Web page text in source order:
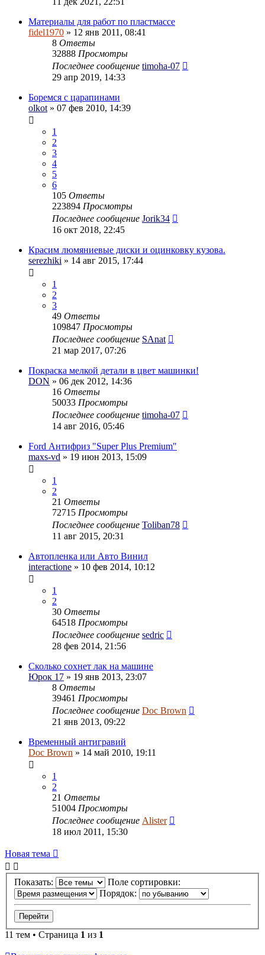
Материалы для работ по пластмассе
fidel1970 » 12 янв 2011, 08:41
8 Ответы
32888 Просмотры
Последнее сообщение timoha-07
29 апр 2019, 14:33
Боремся с царапинами
olkot » 07 фев 2010, 14:39
1
2
3
4
5
6
105 Ответы
223894 Просмотры
Последнее сообщение Jorik34
16 окт 2018, 22:45
Красим люмяниевые диски и оцинковку кузова.
serezhiki » 14 авг 2015, 17:44
1
2
3
49 Ответы
109847 Просмотры
Последнее сообщение SAnat
21 мар 2017, 07:26
Покраска мелкой детали в цвет машинки!
DON » 06 дек 2012, 14:36
16 Ответы
50033 Просмотры
Последнее сообщение timoha-07
14 авг 2016, 05:46
Ford Антифриз "Super Plus Premium"
maxs-vd » 19 июн 2013, 15:09
1
2
21 Ответы
72715 Просмотры
Последнее сообщение Toliban78
11 авг 2015, 20:31
Автопленка или Авто Винил
interactione » 10 фев 2014, 10:12
1
2
30 Ответы
64518 Просмотры
Последнее сообщение sedric
28 фев 2014, 21:56
Сколько сохнет лак на машине
Юрок 17 » 19 янв 2013, 23:07
8 Ответы
39461 Просмотры
Последнее сообщение Doc Brown
21 янв 2013, 09:22
Временный антигравий
Doc Brown » 14 май 2010, 19:11
1
2
21 Ответы
51004 Просмотры
Последнее сообщение Alister
18 июл 2011, 15:30
Новая тема
Показать:
Поле сортировки:
Порядок:
11 тем • Страница 1 из 1